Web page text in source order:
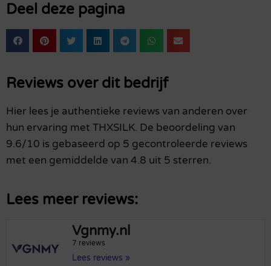
Deel deze pagina
Reviews over dit bedrijf
Hier lees je authentieke reviews van anderen over
hun ervaring met THXSILK. De beoordeling van
9.6/10 is gebaseerd op 5 gecontroleerde reviews
met een gemiddelde van 4.8 uit 5 sterren.
Lees meer reviews:
Vgnmy.nl
7 reviews
Lees reviews »